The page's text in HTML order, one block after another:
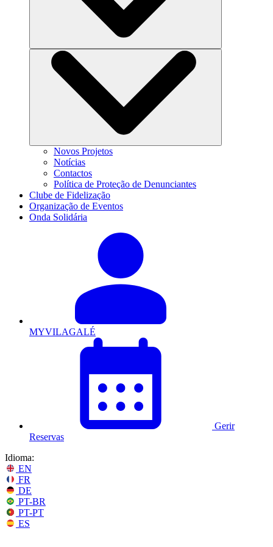
Novos Projetos
Notícias
Contactos
Política de Proteção de Denunciantes
Clube de Fidelização
Organização de Eventos
Onda Solidária
MYVILAGALÉ
Gerir
Reservas
Idioma:
EN
FR
DE
PT-BR
PT-PT
ES